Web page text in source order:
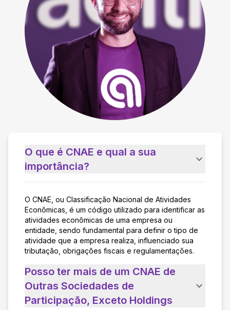
O que é CNAE e qual a sua
importância?
O CNAE, ou Classificação Nacional de Atividades
Econômicas, é um código utilizado para identificar as
atividades econômicas de uma empresa ou
entidade, sendo fundamental para definir o tipo de
atividade que a empresa realiza, influenciado sua
tributação, obrigações fiscais e regulamentações.
Posso ter mais de um CNAE de
Outras Sociedades de
Participação, Exceto Holdings